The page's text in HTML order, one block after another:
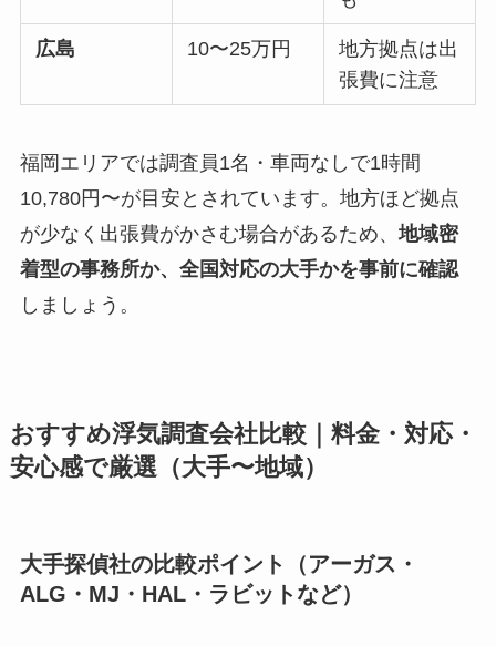
広島 10〜25万円
地方拠点は出
張費に注意
福岡エリアでは調査員1名・車両なしで1時間
10,780円〜が目安とされています。地方ほど拠点
が少なく出張費がかさむ場合があるため、地域密
着型の事務所か、全国対応の大手かを事前に確認
しましょう。
おすすめ浮気調査会社比較｜料金・対応・
安心感で厳選（大手〜地域）
大手探偵社の比較ポイント（アーガス・
ALG・MJ・HAL・ラビットなど）